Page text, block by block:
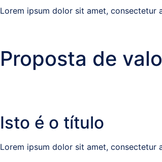
Lorem ipsum dolor sit amet, consectetur
Proposta de
Isto é o título
Lorem ipsum dolor sit amet, consectetur